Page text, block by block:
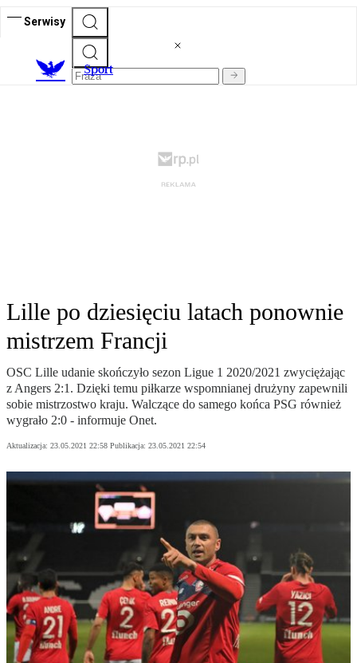
Serwisy
Sport
Lille po dziesięciu latach ponownie
mistrzem Francji
OSC Lille udanie skończyło sezon Ligue 1 2020/2021 zwyciężając
z Angers 2:1. Dzięki temu piłkarze wspomnianej drużyny zapewnili
sobie mistrzostwo kraju. Walczące do samego końca PSG również
wygrało 2:0 - informuje Onet.
Aktualizacja: 23.05.2021 22:58 Publikacja: 23.05.2021 22:54